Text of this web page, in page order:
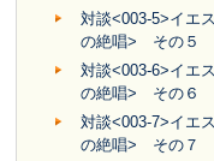
対談<003-5>イエ
の絶唱> その５
対談<003-6>イエ
の絶唱> その６
対談<003-7>イエ
の絶唱> その７